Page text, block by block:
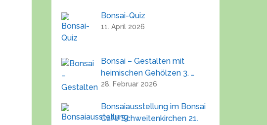
Bonsai-Quiz
11. April 2026
Bonsai – Gestalten mit
heimischen Gehölzen 3. …
28. Februar 2026
Bonsaiausstellung im Bonsai
Café Schweitenkirchen 21.